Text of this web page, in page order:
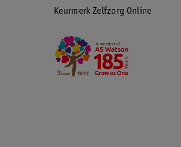
Keurmerk Zelfzorg Online